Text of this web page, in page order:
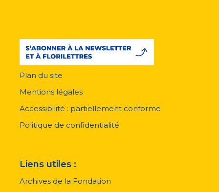
pied
page
Plan du site
Mentions légales
Accessibilité : partiellement conforme
Politique de confidentialité
Liens utiles :
Archives de la Fondation